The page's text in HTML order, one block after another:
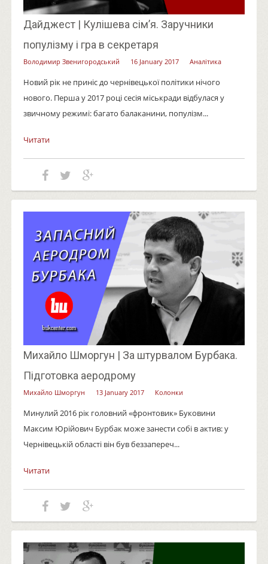
Дайджест | Кулішева сім’я. Заручники
популізму і гра в секретаря
Володимир Звенигородський 16 January 2017 Аналітика
Новий рік не приніс до чернівецької політики нічого
нового. Перша у 2017 році сесія міськради відбулася у
звичному режимі: багато балаканини, популізм...
Читати
Михайло Шморгун | За штурвалом Бурбака.
Підготовка аеродрому
Михайло Шморгун 13 January 2017 Колонки
Минулий 2016 рік головний «фронтовик» Буковини
Максим Юрійович Бурбак може занести собі в актив: у
Чернівецькій області він був беззапереч...
Читати